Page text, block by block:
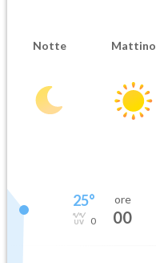
Notte Mattino
25°
0
ore
00